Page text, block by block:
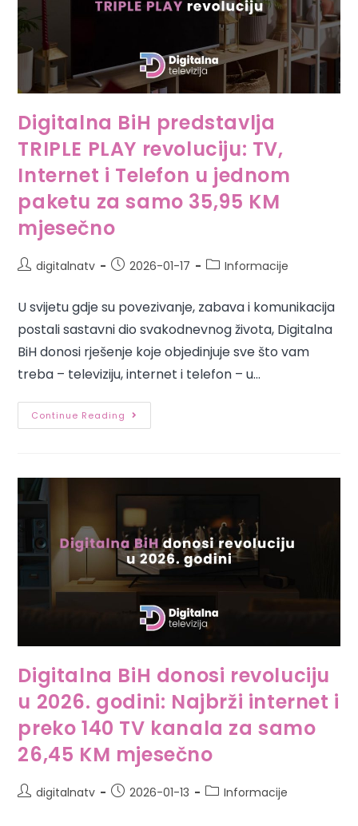
Digitalna BiH predstavlja
TRIPLE PLAY revoluciju: TV,
Internet i Telefon u jednom
paketu za samo 35,95 KM
mjesečno
digitalnatv 2026-01-17 Informacije
U svijetu gdje su povezivanje, zabava i komunikacija
postali sastavni dio svakodnevnog života, Digitalna
BiH donosi rješenje koje objedinjuje sve što vam
treba – televiziju, internet i telefon – u…
Continue Reading
Digitalna BiH donosi revoluciju
u 2026. godini: Najbrži internet i
preko 140 TV kanala za samo
26,45 KM mjesečno
digitalnatv 2026-01-13 Informacije